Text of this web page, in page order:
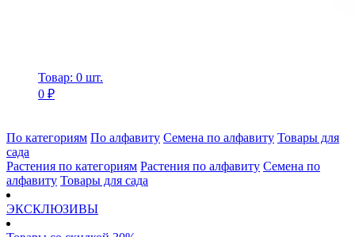
Товар: 0 шт.
0 ₽
По категориям По алфавиту Семена по алфавиту Товары для
сада
Растения по категориям Растения по алфавиту Семена по
алфавиту Товары для сада
ЭКСКЛЮЗИВЫ